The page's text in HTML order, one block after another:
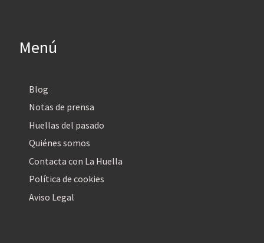
Menú
Blog
Notas de prensa
Huellas del pasado
Quiénes somos
Contacta con La Huella
Política de cookies
Aviso Legal